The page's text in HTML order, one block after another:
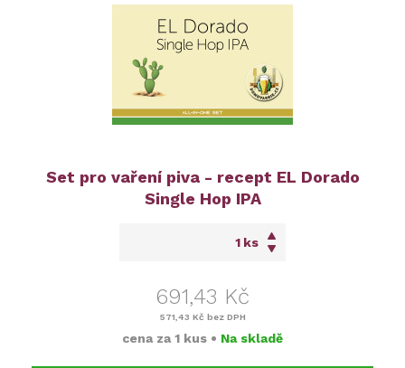
Set pro vaření piva - recept EL Dorado
Single Hop IPA
ks
691,43 Kč
571,43 Kč bez DPH
cena za 1 kus • Na skladě